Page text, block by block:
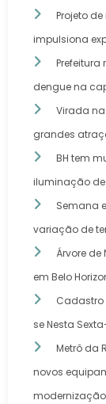
Projeto
impulsiona
dengue na
Virada na
grandes
BH tem
iluminação de
Semana
variação de
Árvore
em Belo
Cadastro
se Nesta
Metrô da
novos